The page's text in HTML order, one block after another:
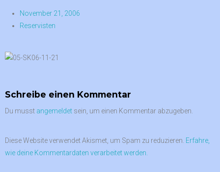
November 21, 2006
Reservisten
Schreibe einen Kommentar
Du musst angemeldet sein, um einen Kommentar abzugeben.
Diese Website verwendet Akismet, um Spam zu reduzieren. Erfahre,
wie deine Kommentardaten verarbeitet werden.